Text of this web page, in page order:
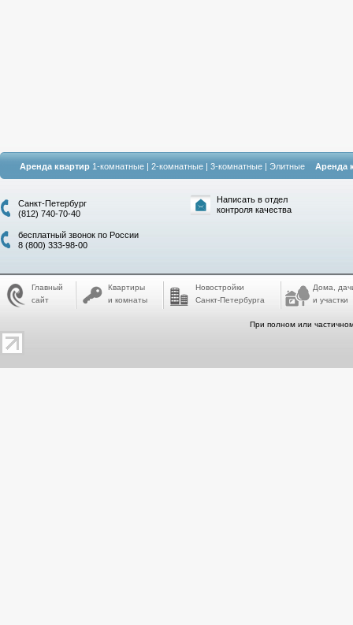
Аренда квартир 1-комнатные | 2-комнатные | 3-комнатные | Элитные Аренда
Санкт-Петербург
(812) 740-70-40
бесплатный звонок по России
8 (800) 333-98-00
Написать в отдел
контроля качества
Главный
сайт
Квартиры
и комнаты
Новостройки
Санкт-Петербурга
Дома,
и участки
При полном или